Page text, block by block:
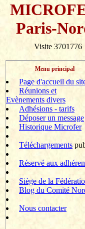
Paris-
Visite 3701776
Menu principal
Page d'accueil du
Réunions et
Evènements divers
Adhésions - tarifs
Déposer un message
Historique Microfer
Téléchargements
Réservé aux
Siège de la
Blog du Comité
Nous contacter